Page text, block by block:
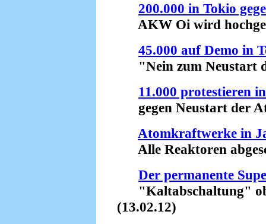
200.000 in Tokio
AKW Oi wird
45.000 auf Demo in
"Nein zum Neustart
11.000 protestieren
gegen Neustart der
Atomkraftwerke in
Alle Reaktoren
Der permanente
"Kaltabschaltung"
(13.02.12)